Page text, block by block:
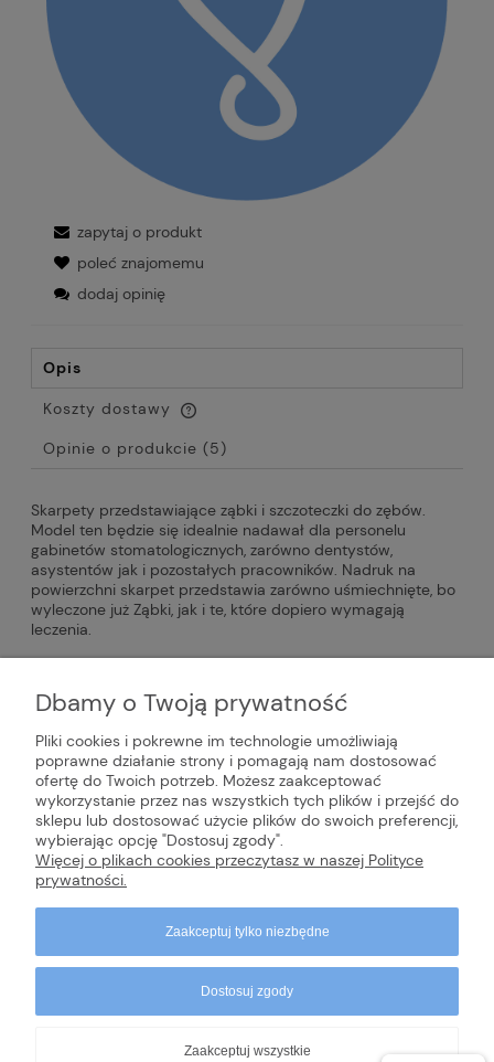
zapytaj o produkt
poleć znajomemu
dodaj opinię
Opis
Koszty dostawy
Cena nie zawiera ewentualnych kosztów płatności
Opinie o produkcie (5)
Skarpety przedstawiające ząbki i szczoteczki do zębów.
Model ten będzie się idealnie nadawał dla personelu
gabinetów stomatologicznych, zarówno dentystów,
asystentów jak i pozostałych pracowników. Nadruk na
powierzchni skarpet przedstawia zarówno uśmiechnięte, bo
wyleczone już Ząbki, jak i te, które dopiero wymagają
leczenia.
Rozmiary: 36-40 / 41-45
Skład: 80% bawełna / 15% poliamid / 5% elastan
INFORMACJE
POMOC
Dbamy o Twoją prywatność
Pliki cookies i pokrewne im technologie umożliwiają
poprawne działanie strony i pomagają nam dostosować
ofertę do Twoich potrzeb. Możesz zaakceptować
wykorzystanie przez nas wszystkich tych plików i przejść do
sklepu lub dostosować użycie plików do swoich preferencji,
wybierając opcję "Dostosuj zgody".
Więcej o plikach cookies przeczytasz w naszej Polityce
prywatności.
Zaakceptuj tylko niezbędne
Dostosuj zgody
Zaakceptuj wszystkie